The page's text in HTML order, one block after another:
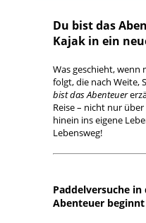
Du bist das
Kajak in ein
Was geschieht, wenn
folgt, die nach Weite,
bist das Abenteuer
Reise – nicht nur
hinein ins eigene
Lebensweg!
Paddelversuche in
Abenteuer